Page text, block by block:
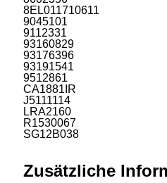
8EL011710611
9045101
9112331
93160829
93176396
93191541
9512861
CA1881IR
J5111114
LRA2160
R1530067
SG12B038
Zusätzliche